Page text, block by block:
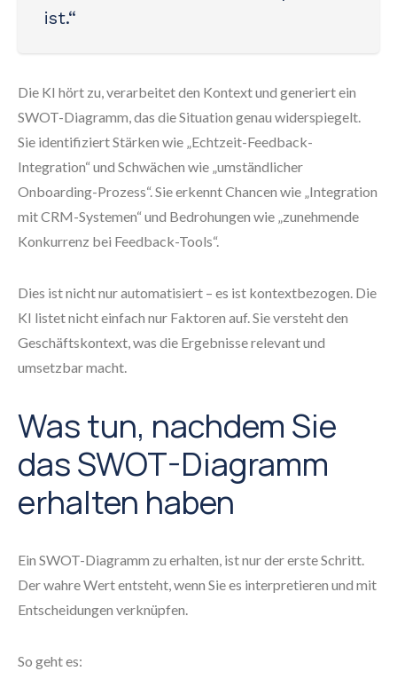
ist.“
Die KI hört zu, verarbeitet den Kontext und generiert ein
SWOT-Diagramm, das die Situation genau widerspiegelt.
Sie identifiziert Stärken wie „Echtzeit-Feedback-
Integration“ und Schwächen wie „umständlicher
Onboarding-Prozess“. Sie erkennt Chancen wie „Integration
mit CRM-Systemen“ und Bedrohungen wie „zunehmende
Konkurrenz bei Feedback-Tools“.
Dies ist nicht nur automatisiert – es ist kontextbezogen. Die
KI listet nicht einfach nur Faktoren auf. Sie versteht den
Geschäftskontext, was die Ergebnisse relevant und
umsetzbar macht.
Was tun, nachdem Sie
das SWOT-Diagramm
erhalten haben
Ein SWOT-Diagramm zu erhalten, ist nur der erste Schritt.
Der wahre Wert entsteht, wenn Sie es interpretieren und mit
Entscheidungen verknüpfen.
So geht es: